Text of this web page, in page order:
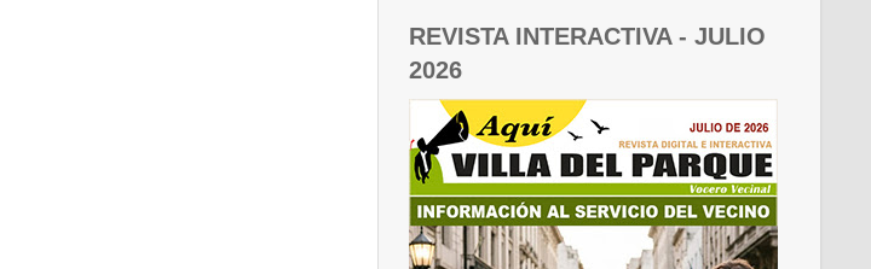
REVISTA INTERACTIVA - JULIO
2026